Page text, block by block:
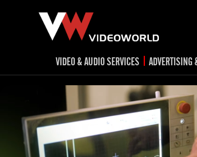
VIDEO & AUDIO SERVICES
TV spots
RADIO spots
Post production
Corporate videos
Trailer & Σήματα εκπομπών
| ADVERTISING
TV
Social